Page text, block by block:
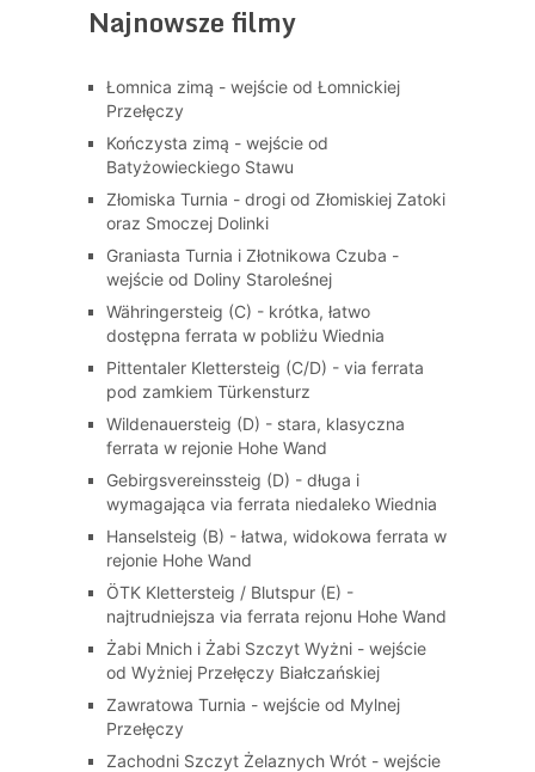
Najnowsze filmy
Łomnica zimą - wejście od Łomnickiej
Przełęczy
Kończysta zimą - wejście od
Batyżowieckiego Stawu
Złomiska Turnia - drogi od Złomiskiej Zatoki
oraz Smoczej Dolinki
Graniasta Turnia i Złotnikowa Czuba -
wejście od Doliny Staroleśnej
Währingersteig (C) - krótka, łatwo
dostępna ferrata w pobliżu Wiednia
Pittentaler Klettersteig (C/D) - via ferrata
pod zamkiem Türkensturz
Wildenauersteig (D) - stara, klasyczna
ferrata w rejonie Hohe Wand
Gebirgsvereinssteig (D) - długa i
wymagająca via ferrata niedaleko Wiednia
Hanselsteig (B) - łatwa, widokowa ferrata w
rejonie Hohe Wand
ÖTK Klettersteig / Blutspur (E) -
najtrudniejsza via ferrata rejonu Hohe Wand
Żabi Mnich i Żabi Szczyt Wyżni - wejście
od Wyżniej Przełęczy Białczańskiej
Zawratowa Turnia - wejście od Mylnej
Przełęczy
Zachodni Szczyt Żelaznych Wrót - wejście